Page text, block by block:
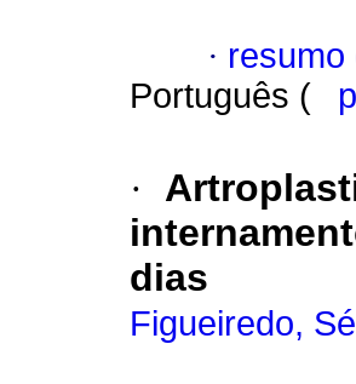
· resumo
Português (
·
dias
Figueiredo,